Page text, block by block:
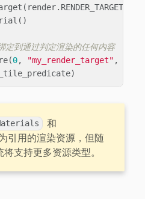
( render.
()
到通过判定渲染的任何内容
(0, "my_render_target" ,
)
和
引用的渲染资源，但随
支持更多资源类型。